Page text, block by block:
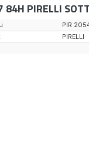
PIRELLI
PIR
PIRELLI